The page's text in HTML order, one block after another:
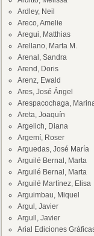
Ardley, Neil
Areco, Amelie
Aregui, Matthias
Arellano, Marta M.
Arenal, Sandra
Arend, Doris
Arenz, Ewald
Ares, José Ángel
Arespacochaga,
Areta, Joaquín
Argelich, Diana
Argemí, Roser
Arguedas, José María
Arguilé Bernal, Marta
Arguilé Bernal, Marta
Arguilé Martínez, Elisa
Arguimbau, Miquel
Argul, Javier
Argull, Javier
Arial Ediciones